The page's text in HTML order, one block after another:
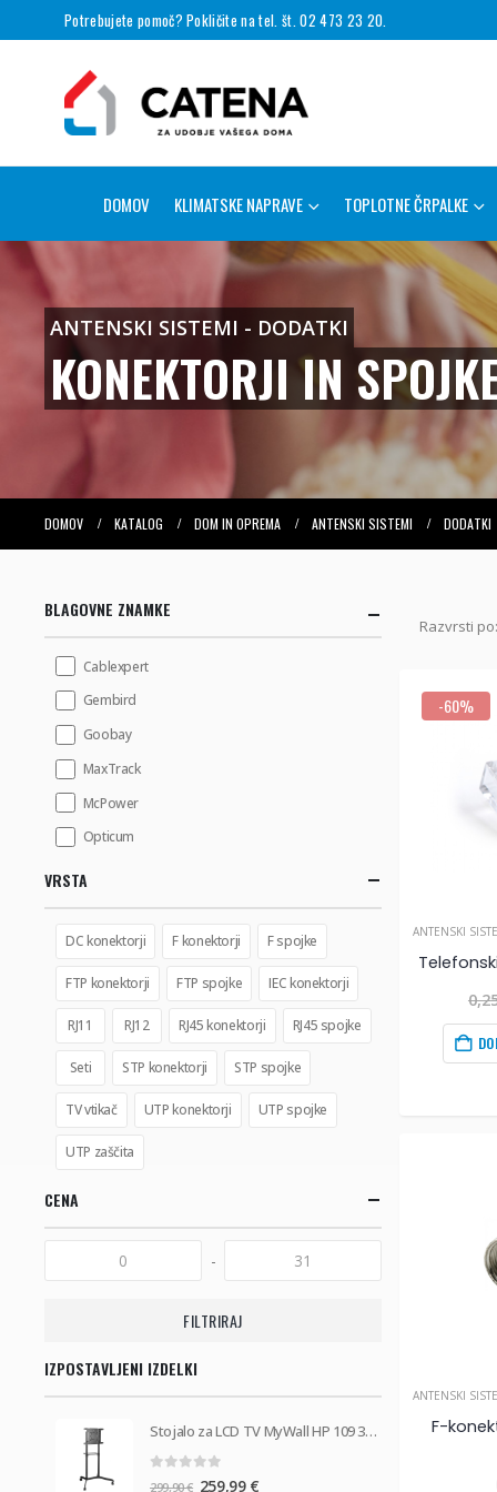
Potrebujete pomoč? Pokličite na tel. št. 02 473 23 20.
DOMOV KLIMATSKE NAPRAVE TOPLOTNE ČRPALKE
ANTENSKI SISTEMI - DODATKI
KONEKTORJI IN
DOMOV KATALOG DOM IN OPREMA ANTENSKI SISTEMI DODATKI
Razvrsti po:
-60%
ANTENSKI
ANTENSKI
F-
BLAGOVNE ZNAMKE
Cablexpert
Gembird
Goobay
MaxTrack
McPower
Opticum
VRSTA
DC konektorji F konektorji F spojke
FTP konektorji FTP spojke IEC konektorji
RJ11 RJ12 RJ45 konektorji RJ45 spojke
Seti STP konektorji STP spojke
TV vtikač UTP konektorji UTP spojke
UTP zaščita
CENA
-
FILTRIRAJ
IZPOSTAVLJENI IZDELKI
Stojalo za LCD TV MyWall HP 109 37''-70''
299,90€ Izvirna
259,99 €Trenutna